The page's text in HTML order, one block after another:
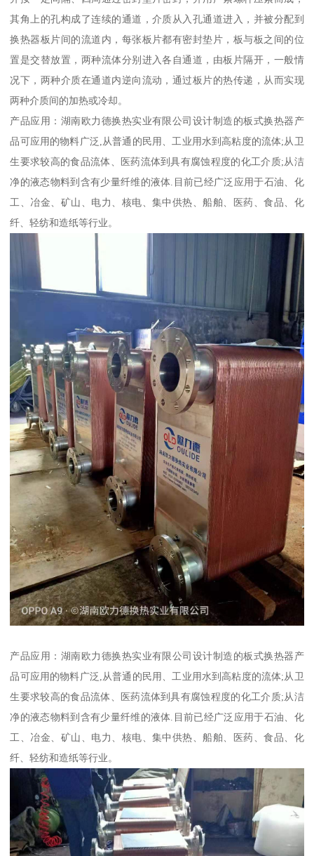
其角上的孔构成了连续的通道，介质从入孔通道进入，并被分配到
换热器板片间的流道内，每张板片都有密封垫片，板与板之间的位
置是交替放置，两种流体分别进入各自通道，由板片隔开，一般情
况下，两种介质在通道内逆向流动，通过板片的热传递，从而实现
两种介质间的加热或冷却。
产品应用：湖南欧力德换热实业有限公司设计制造的板式换热器产
品可应用的物料广泛,从普通的民用、工业用水到高粘度的流体;从卫
生要求较高的食品流体、医药流体到具有腐蚀程度的化工介质;从洁
净的液态物料到含有少量纤维的液体.目前已经广泛应用于石油、化
工、冶金、矿山、电力、核电、集中供热、船舶、医药、食品、化
纤、轻纺和造纸等行业。
产品应用：湖南欧力德换热实业有限公司设计制造的板式换热器产
品可应用的物料广泛,从普通的民用、工业用水到高粘度的流体;从卫
生要求较高的食品流体、医药流体到具有腐蚀程度的化工介质;从洁
净的液态物料到含有少量纤维的液体.目前已经广泛应用于石油、化
工、冶金、矿山、电力、核电、集中供热、船舶、医药、食品、化
纤、轻纺和造纸等行业。